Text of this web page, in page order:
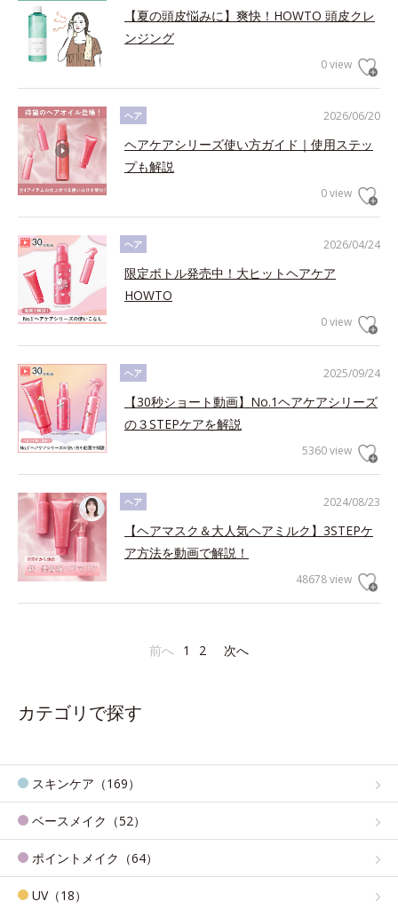
【夏の頭皮悩みに】爽快！HOWTO 頭皮クレ
ンジング
0 view
2026/06/20
ヘア
ヘアケアシリーズ使い方ガイド｜使用ステッ
プも解説
0 view
2026/04/24
ヘア
限定ボトル発売中！大ヒットヘアケア
HOWTO
0 view
2025/09/24
ヘア
【30秒ショート動画】No.1ヘアケアシリーズ
の３STEPケアを解説
5360 view
2024/08/23
ヘア
【ヘアマスク＆大人気ヘアミルク】3STEPケ
ア方法を動画で解説！
48678 view
前へ 1 2 次へ
カテゴリで探す
スキンケア（169）
ベースメイク（52）
ポイントメイク（64）
UV（18）